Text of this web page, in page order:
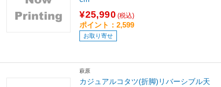
¥25,990 (税込)
ポイント：2,599
お取り寄せ
萩原
カジュアルコタツ(折脚)リバーシブル天